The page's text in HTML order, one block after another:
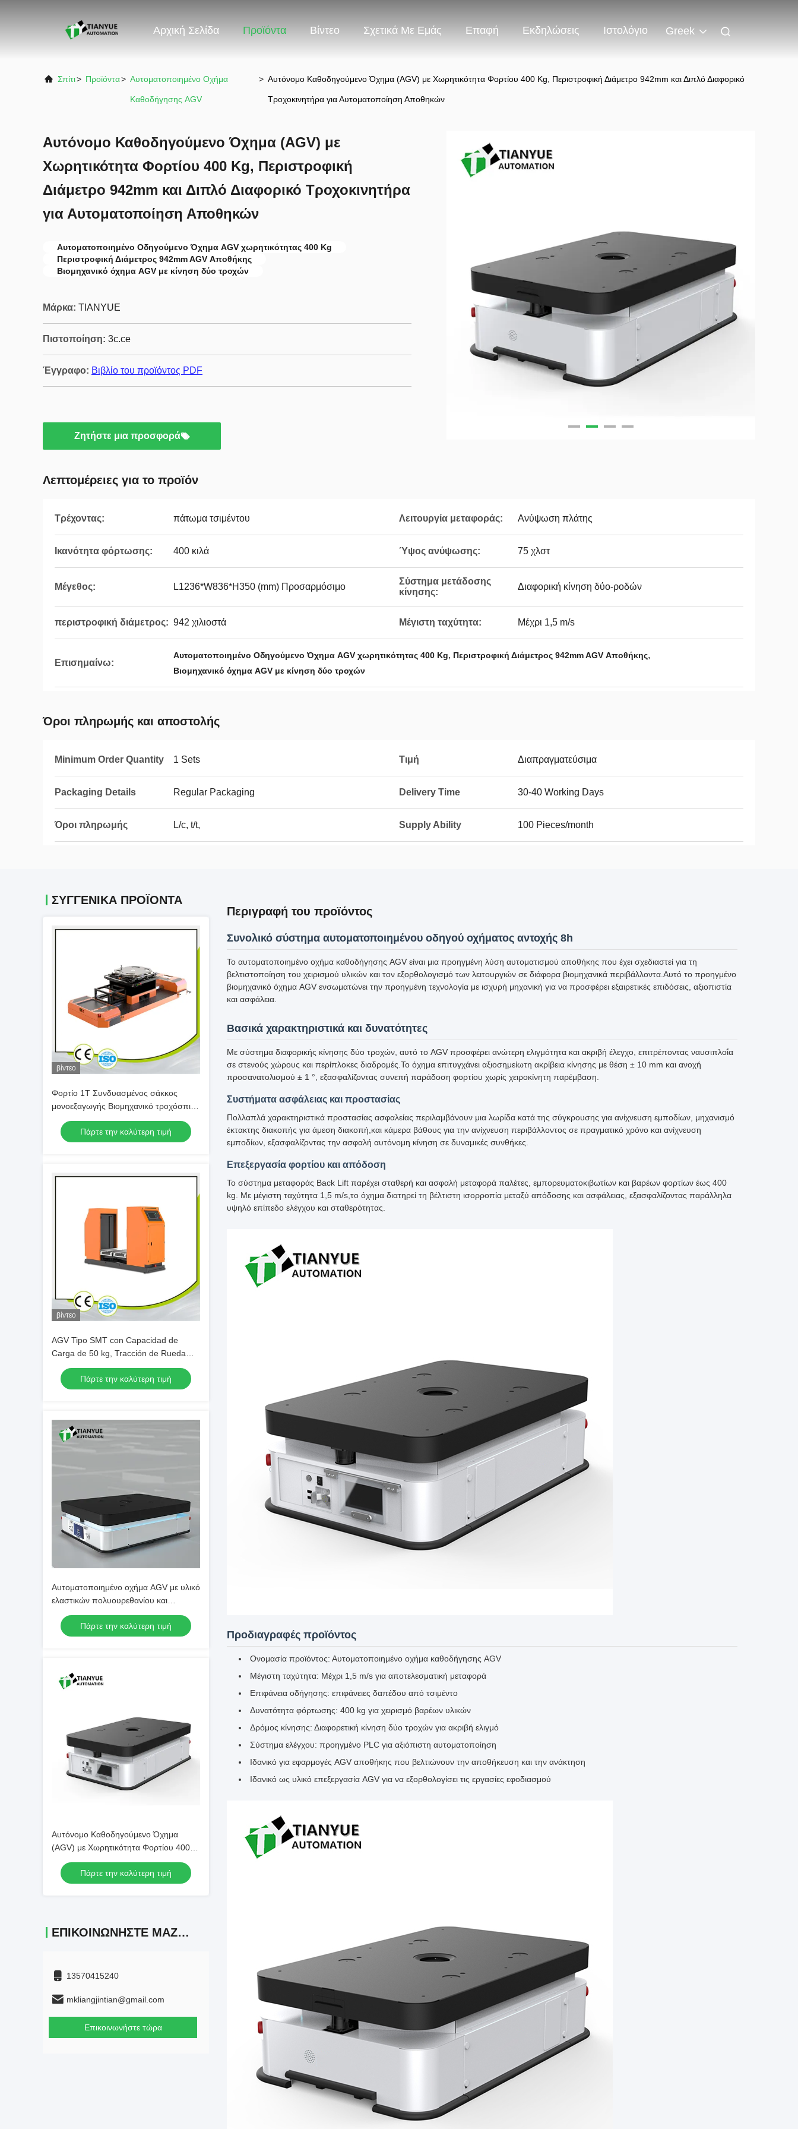
Αρχική Σελίδα Προϊόντα Βίντεο Σχετικά Με Εμάς Επαφή Εκδηλώσεις Ιστολόγιο Greek
Σπίτι> Προϊόντα> Αυτοματοποιημένο Οχήμα
Καθοδήγησης AGV
> Αυτόνομο Καθοδηγούμενο Όχημα (AGV) με Χωρητικότητα Φορτίου 400 Kg, Περιστροφική Διάμετρο 942mm και Διπλό Διαφορικό
Τροχοκινητήρα για Αυτοματοποίηση Αποθηκών
Αυτόνομο Καθοδηγούμενο Όχημα (AGV) με
Χωρητικότητα Φορτίου 400 Kg, Περιστροφική
Διάμετρο 942mm και Διπλό Διαφορικό Τροχοκινητήρα
για Αυτοματοποίηση Αποθηκών
Αυτοματοποιημένο Οδηγούμενο Όχημα AGV χωρητικότητας 400 Kg
Περιστροφική Διάμετρος 942mm AGV Αποθήκης
Βιομηχανικό όχημα AGV με κίνηση δύο τροχών
Μάρκα: TIANYUE
Πιστοποίηση: 3c.ce
Έγγραφο: Βιβλίο του προϊόντος PDF
Ζητήστε μια προσφορά
Λεπτομέρειες για το προϊόν
Τρέχοντας: πάτωμα τσιμέντου Λειτουργία μεταφοράς: Ανύψωση πλάτης
Ικανότητα φόρτωσης: 400 κιλά Ύψος ανύψωσης: 75 χλστ
Μέγεθος: L1236*W836*H350 (mm) Προσαρμόσιμο
Σύστημα μετάδοσης
κίνησης:
Διαφορική κίνηση δύο-ροδών
περιστροφική διάμετρος: 942 χιλιοστά Μέγιστη ταχύτητα: Μέχρι 1,5 m/s
Επισημαίνω:
Αυτοματοποιημένο Οδηγούμενο Όχημα AGV χωρητικότητας 400 Kg, Περιστροφική Διάμετρος 942mm AGV Αποθήκης,
Βιομηχανικό όχημα AGV με κίνηση δύο τροχών
Όροι πληρωμής και αποστολής
Minimum Order Quantity 1 Sets Τιμή Διαπραγματεύσιμα
Packaging Details Regular Packaging Delivery Time 30-40 Working Days
Όροι πληρωμής L/c, t/t, Supply Ability 100 Pieces/month
ΣΥΓΓΕΝΙΚΆ ΠΡΟΪΌΝΤΑ
βίντεο
Φορτίο 1Τ Συνδυασμένος σάκκος
μονοεξαγωγής Βιομηχανικό τροχόσπιτο
AGV Προσαρμογή
Πάρτε την καλύτερη τιμή
βίντεο
AGV Tipo SMT con Capacidad de
Carga de 50 kg, Tracción de Rueda
Mecanum y Guía Láser para
Transporte de Materiales de PCB
Πάρτε την καλύτερη τιμή
Αυτοματοποιημένο οχήμα AGV με υλικό
ελαστικών πολυουρεθανίου και
χωρητικότητα φόρτωσης 1500 kg για
ακριβή ακρίβεια στάθμευσης ± 10 mm
Πάρτε την καλύτερη τιμή
Αυτόνομο Καθοδηγούμενο Όχημα
(AGV) με Χωρητικότητα Φορτίου 400
Kg, Περιστροφική Διάμετρο 942mm και
Διπλό Διαφορικό Τροχοκινητήρα για
Αυτοματοποίηση Αποθηκών
Πάρτε την καλύτερη τιμή
ΕΠΙΚΟΙΝΩΝΉΣΤΕ ΜΑΖΊ ΜΑΣ
13570415240
mkliangjintian@gmail.com
Επικοινωνήστε τώρα
Περιγραφή του προϊόντος
Συνολικό σύστημα αυτοματοποιημένου οδηγού οχήματος αντοχής 8h
Το αυτοματοποιημένο οχήμα καθοδήγησης AGV είναι μια προηγμένη λύση αυτοματισμού αποθήκης που έχει σχεδιαστεί για τη
βελτιστοποίηση του χειρισμού υλικών και τον εξορθολογισμό των λειτουργιών σε διάφορα βιομηχανικά περιβάλλοντα.Αυτό το προηγμένο
βιομηχανικό όχημα AGV ενσωματώνει την προηγμένη τεχνολογία με ισχυρή μηχανική για να προσφέρει εξαιρετικές επιδόσεις, αξιοπιστία
και ασφάλεια.
Βασικά χαρακτηριστικά και δυνατότητες
Με σύστημα διαφορικής κίνησης δύο τροχών, αυτό το AGV προσφέρει ανώτερη ελιγμότητα και ακριβή έλεγχο, επιτρέποντας ναυσιπλοΐα
σε στενούς χώρους και περίπλοκες διαδρομές.Το όχημα επιτυγχάνει αξιοσημείωτη ακρίβεια κίνησης με θέση ± 10 mm και ανοχή
προσανατολισμού ± 1 °, εξασφαλίζοντας συνεπή παράδοση φορτίου χωρίς χειροκίνητη παρέμβαση.
Συστήματα ασφάλειας και προστασίας
Πολλαπλά χαρακτηριστικά προστασίας ασφαλείας περιλαμβάνουν μια λωρίδα κατά της σύγκρουσης για ανίχνευση εμποδίων, μηχανισμό
έκτακτης διακοπής για άμεση διακοπή,και κάμερα βάθους για την ανίχνευση περιβάλλοντος σε πραγματικό χρόνο και ανίχνευση
εμποδίων, εξασφαλίζοντας την ασφαλή αυτόνομη κίνηση σε δυναμικές συνθήκες.
Επεξεργασία φορτίου και απόδοση
Το σύστημα μεταφοράς Back Lift παρέχει σταθερή και ασφαλή μεταφορά παλέτες, εμπορευματοκιβωτίων και βαρέων φορτίων έως 400
kg. Με μέγιστη ταχύτητα 1,5 m/s,το όχημα διατηρεί τη βέλτιστη ισορροπία μεταξύ απόδοσης και ασφάλειας, εξασφαλίζοντας παράλληλα
υψηλό επίπεδο ελέγχου και σταθερότητας.
Προδιαγραφές προϊόντος
Ονομασία προϊόντος: Αυτοματοποιημένο οχήμα καθοδήγησης AGV
Μέγιστη ταχύτητα: Μέχρι 1,5 m/s για αποτελεσματική μεταφορά
Επιφάνεια οδήγησης: επιφάνειες δαπέδου από τσιμέντο
Δυνατότητα φόρτωσης: 400 kg για χειρισμό βαρέων υλικών
Δρόμος κίνησης: Διαφορετική κίνηση δύο τροχών για ακριβή ελιγμό
Σύστημα ελέγχου: προηγμένο PLC για αξιόπιστη αυτοματοποίηση
Ιδανικό για εφαρμογές AGV αποθήκης που βελτιώνουν την αποθήκευση και την ανάκτηση
Ιδανικό ως υλικό επεξεργασία AGV για να εξορθολογίσει τις εργασίες εφοδιασμού